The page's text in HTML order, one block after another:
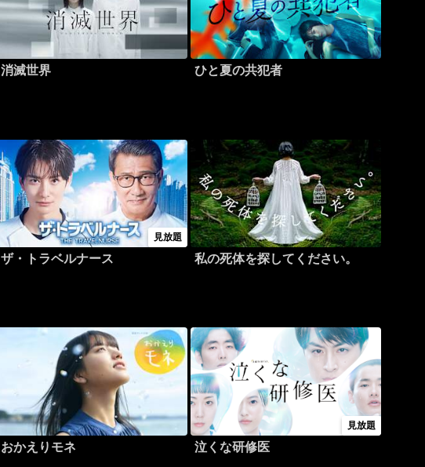
消滅世界 ひと夏の共犯者
見放題
ザ・トラベルナース 私の死体を探してください。
おかえりモネ
見放題
泣くな研修医